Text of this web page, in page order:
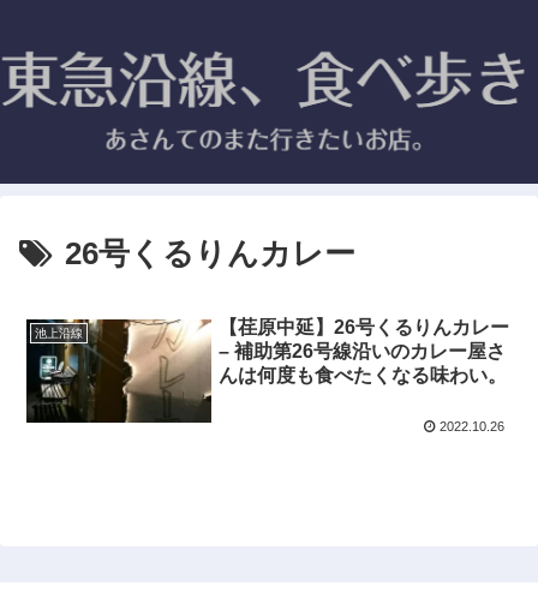
26号くるりんカレー
池上沿線
【荏原中延】26号くるりんカレー
– 補助第26号線沿いのカレー屋さ
んは何度も食べたくなる味わい。
2022.10.26